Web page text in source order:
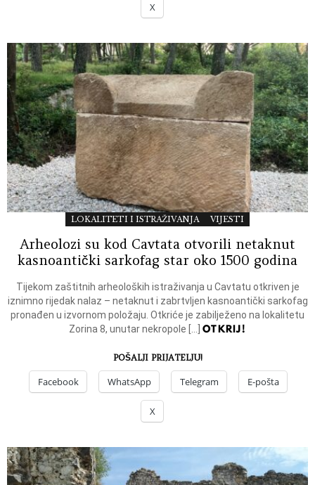
X
LOKALITETI I ISTRAŽIVANJA VIJESTI
Arheolozi su kod Cavtata otvorili netaknut
kasnoantički sarkofag star oko 1500 godina
Tijekom zaštitnih arheoloških istraživanja u Cavtatu otkriven je
iznimno rijedak nalaz – netaknut i zabrtvljen kasnoantički sarkofag
pronađen u izvornom položaju. Otkriće je zabilježeno na lokalitetu
Zorina 8, unutar nekropole […] OTKRIJ!
POŠALJI PRIJATELJU!
Facebook WhatsApp Telegram E-pošta
X